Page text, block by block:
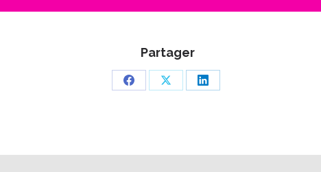
Partager
PartagerPartagerPartager